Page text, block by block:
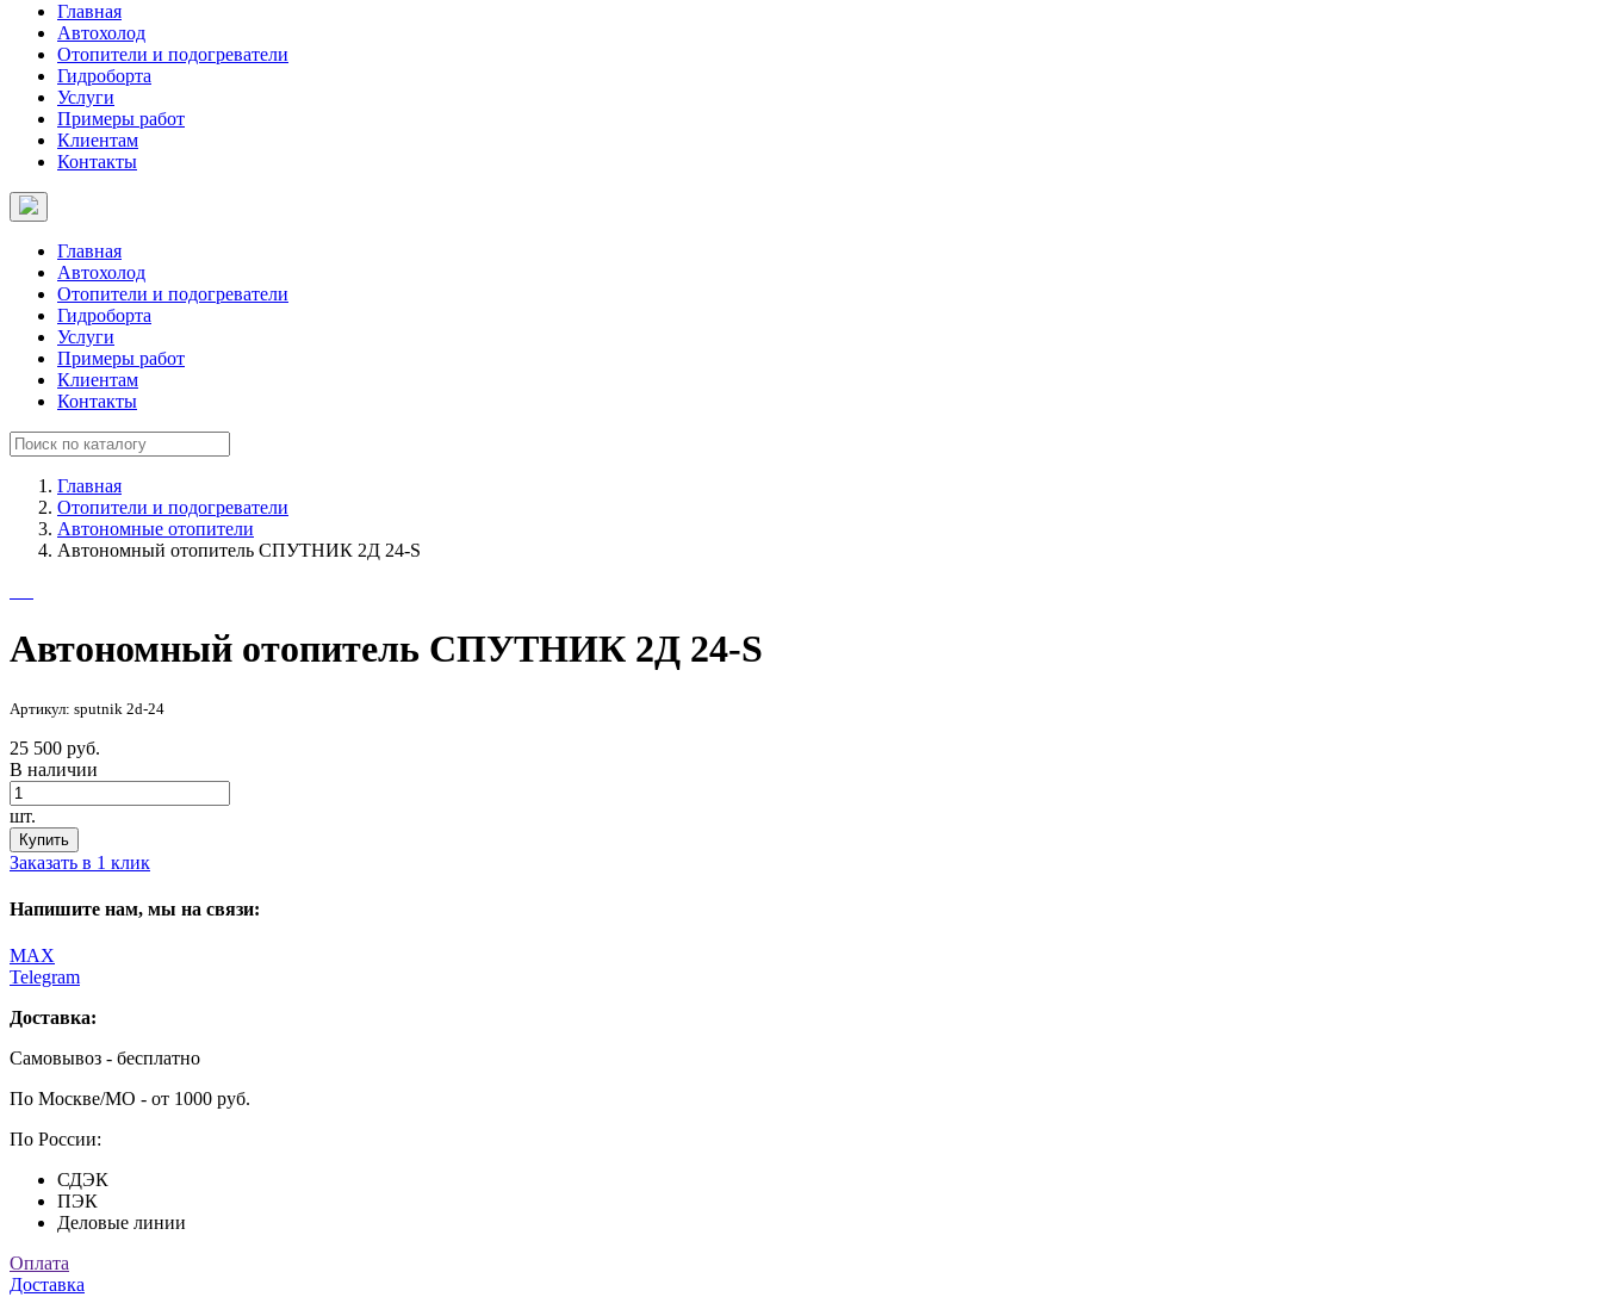
Главная
Автохолод
Отопители и подогреватели
Гидроборта
Услуги
Примеры работ
Клиентам
Контакты
Главная
Автохолод
Отопители и подогреватели
Гидроборта
Услуги
Примеры работ
Клиентам
Контакты
Главная
Отопители и подогреватели
Автономные отопители
Автономный отопитель СПУТНИК 2Д 24-S
Автономный отопитель СПУТНИК 2Д 24-S
Артикул: sputnik 2d-24
25 500 руб.
В наличии
шт.
Купить
Заказать в 1 клик
Напишите нам, мы на связи:
MAX
Telegram
Доставка:
Самовывоз - бесплатно
По Москве/МО - от 1000 руб.
По России:
СДЭК
ПЭК
Деловые линии
Оплата
Доставка